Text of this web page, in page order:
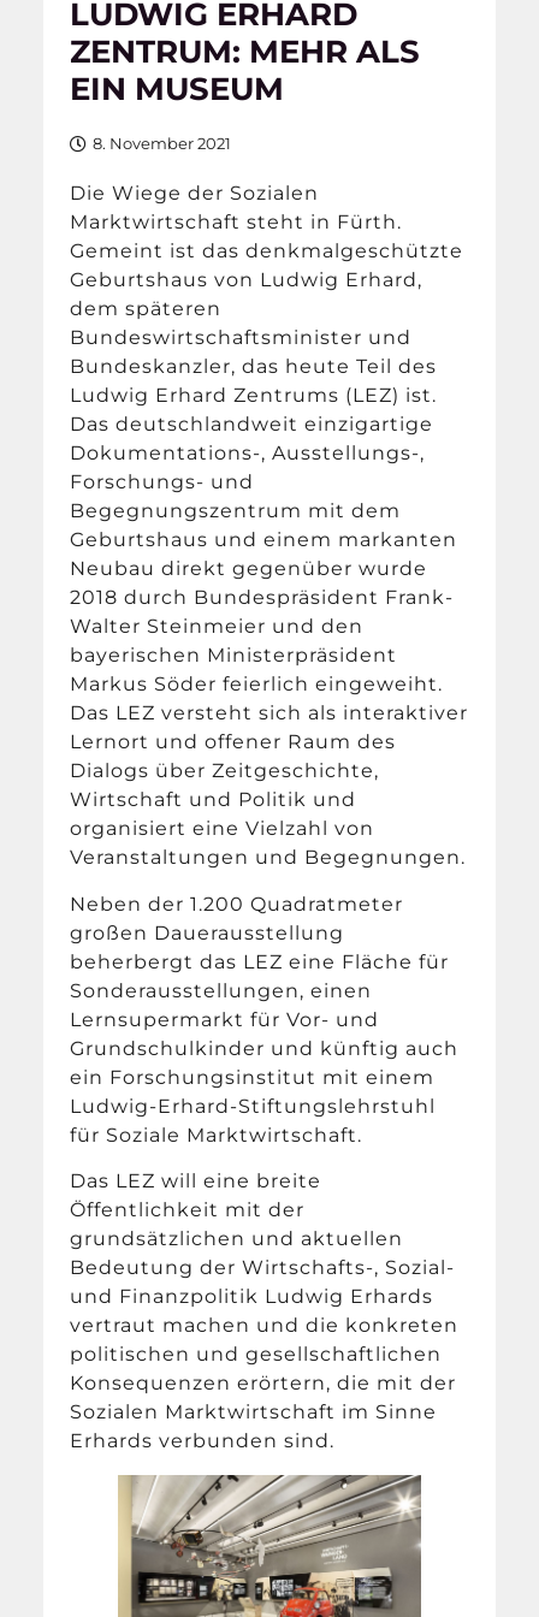
LUDWIG ERHARD
ZENTRUM: MEHR ALS
EIN MUSEUM
8. November 2021
Die Wiege der Sozialen
Marktwirtschaft steht in Fürth.
Gemeint ist das denkmalgeschützte
Geburtshaus von Ludwig Erhard,
dem späteren
Bundeswirtschaftsminister und
Bundeskanzler, das heute Teil des
Ludwig Erhard Zentrums (LEZ) ist.
Das deutschlandweit einzigartige
Dokumentations-, Ausstellungs-,
Forschungs- und
Begegnungszentrum mit dem
Geburtshaus und einem markanten
Neubau direkt gegenüber wurde
2018 durch Bundespräsident Frank-
Walter Steinmeier und den
bayerischen Ministerpräsident
Markus Söder feierlich eingeweiht.
Das LEZ versteht sich als interaktiver
Lernort und offener Raum des
Dialogs über Zeitgeschichte,
Wirtschaft und Politik und
organisiert eine Vielzahl von
Veranstaltungen und Begegnungen.
Neben der 1.200 Quadratmeter
großen Dauerausstellung
beherbergt das LEZ eine Fläche für
Sonderausstellungen, einen
Lernsupermarkt für Vor- und
Grundschulkinder und künftig auch
ein Forschungsinstitut mit einem
Ludwig-Erhard-Stiftungslehrstuhl
für Soziale Marktwirtschaft.
Das LEZ will eine breite
Öffentlichkeit mit der
grundsätzlichen und aktuellen
Bedeutung der Wirtschafts-, Sozial-
und Finanzpolitik Ludwig Erhards
vertraut machen und die konkreten
politischen und gesellschaftlichen
Konsequenzen erörtern, die mit der
Sozialen Marktwirtschaft im Sinne
Erhards verbunden sind.